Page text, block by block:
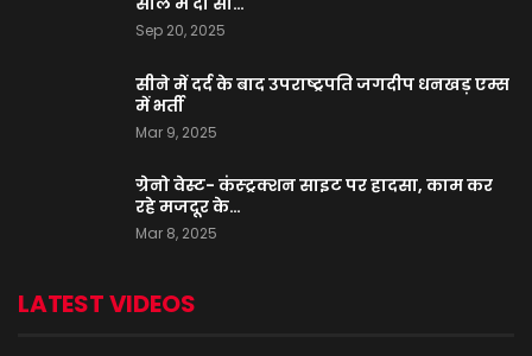
Sep 20, 2025
सीने में दर्द के बाद उपराष्ट्रपति जगदीप धनखड़ एम्स
में भर्ती
Mar 9, 2025
ग्रेनो वेस्ट- कंस्ट्रक्शन साइट पर हादसा, काम कर
रहे मजदूर के…
Mar 8, 2025
LATEST VIDEOS